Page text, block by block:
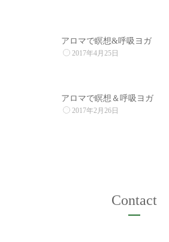
アロマで瞑想&呼吸ヨガ
2017年4月25日
アロマで瞑想＆呼吸ヨガ
2017年2月26日
Contact